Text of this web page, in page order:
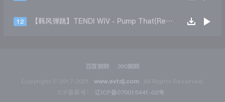
12 【韩风弹跳】TENDI WiV - Pump That(Remix)
百度蜘蛛 360蜘蛛
www.evtdj.com
辽ICP备070015441-02号